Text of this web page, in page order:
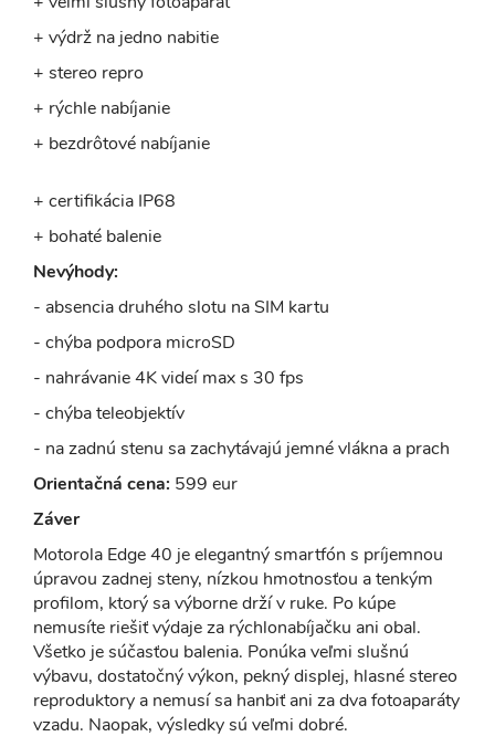
+ výdrž na jedno nabitie
+ stereo repro
+ rýchle nabíjanie
+ bezdrôtové nabíjanie
+ certifikácia IP68
+ bohaté balenie
Nevýhody:
- absencia druhého slotu na SIM kartu
- chýba podpora microSD
- nahrávanie 4K videí max s 30 fps
- chýba teleobjektív
- na zadnú stenu sa zachytávajú jemné vlákna a prach
Orientačná cena: 599 eur
Záver
Motorola Edge 40 je elegantný smartfón s príjemnou
úpravou zadnej steny, nízkou hmotnosťou a tenkým
profilom, ktorý sa výborne drží v ruke. Po kúpe
nemusíte riešiť výdaje za rýchlonabíjačku ani obal.
Všetko je súčasťou balenia. Ponúka veľmi slušnú
výbavu, dostatočný výkon, pekný displej, hlasné stereo
reproduktory a nemusí sa hanbiť ani za dva fotoaparáty
vzadu. Naopak, výsledky sú veľmi dobré.